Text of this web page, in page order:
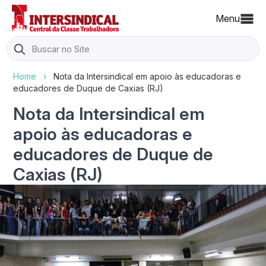
Menu
Search
for:
Home ›
Nota da Intersindical em apoio às educadoras e
educadores de Duque de Caxias (RJ)
Nota da Intersindical em
apoio às educadoras e
educadores de Duque de
Caxias (RJ)